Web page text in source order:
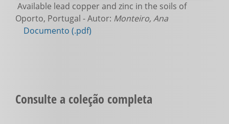
Available lead copper and zinc in the soils of
Oporto, Portugal - Autor: Monteiro, Ana
Documento (.pdf)
Consulte a coleção completa